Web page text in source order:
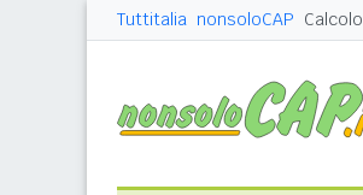
Tuttitalia nonsoloCAP